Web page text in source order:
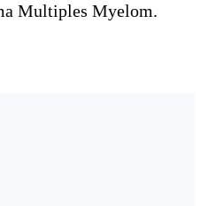
Multiples Myelom.